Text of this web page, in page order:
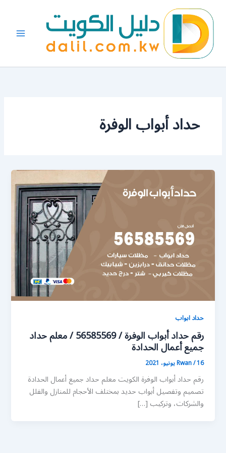
المحتوى
حداد أبواب الوفرة
حداد ابواب
رقم حداد أبواب الوفرة / 56585569 / معلم حداد
جميع أعمال الحدادة
Rwan/16 يونيو، 2021
رقم حداد أبواب الوفرة الكويت معلم حداد جميع أعمال الحدادة
تصميم وتفصيل أبواب حديد بمختلف الأحجام للمنازل والفلل
والشركات، وتركيب […]